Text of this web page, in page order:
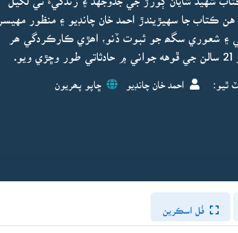
ڪتاب جا سهيڙيندڙ احمد خان چانڊيو ۽ منظور مهيسر
۽ شعوري سگھ جو ثبوت ڏنو، اھڙي ڪارڪردگي ھر
ٿيو: احمد خان چانڊيو ڇاپو پھريون
فُل اسڪرين